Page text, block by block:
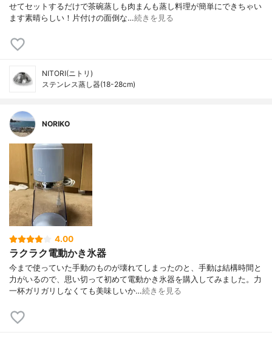
せてセットするだけで茶碗蒸しも肉まんも蒸し料理が簡単にできちゃい
ます素晴らしい！片付けの面倒な…続きを見る
NITORI(ニトリ)
ステンレス蒸し器(18-28cm)
NORIKO
4.00
ラクラク電動かき氷器
今まで使っていた手動のものが壊れてしまったのと、手動は結構時間と
力がいるので、思い切って初めて電動かき氷器を購入してみました。力
一杯ガリガリしなくても美味しいか…続きを見る